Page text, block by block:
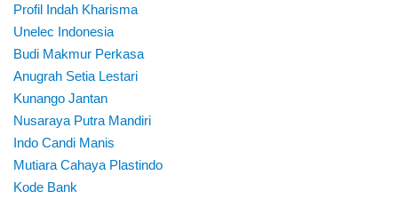
Profil Indah Kharisma
Unelec Indonesia
Budi Makmur Perkasa
Anugrah Setia Lestari
Kunango Jantan
Nusaraya Putra Mandiri
Indo Candi Manis
Mutiara Cahaya Plastindo
Kode Bank